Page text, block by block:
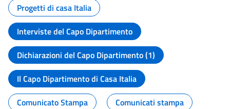
Progetti di casa Italia
Interviste del Capo Dipartimento
Dichiarazioni del Capo Dipartimento (1)
Il Capo Dipartimento di Casa Italia
Comunicato Stampa
Comunicati stampa